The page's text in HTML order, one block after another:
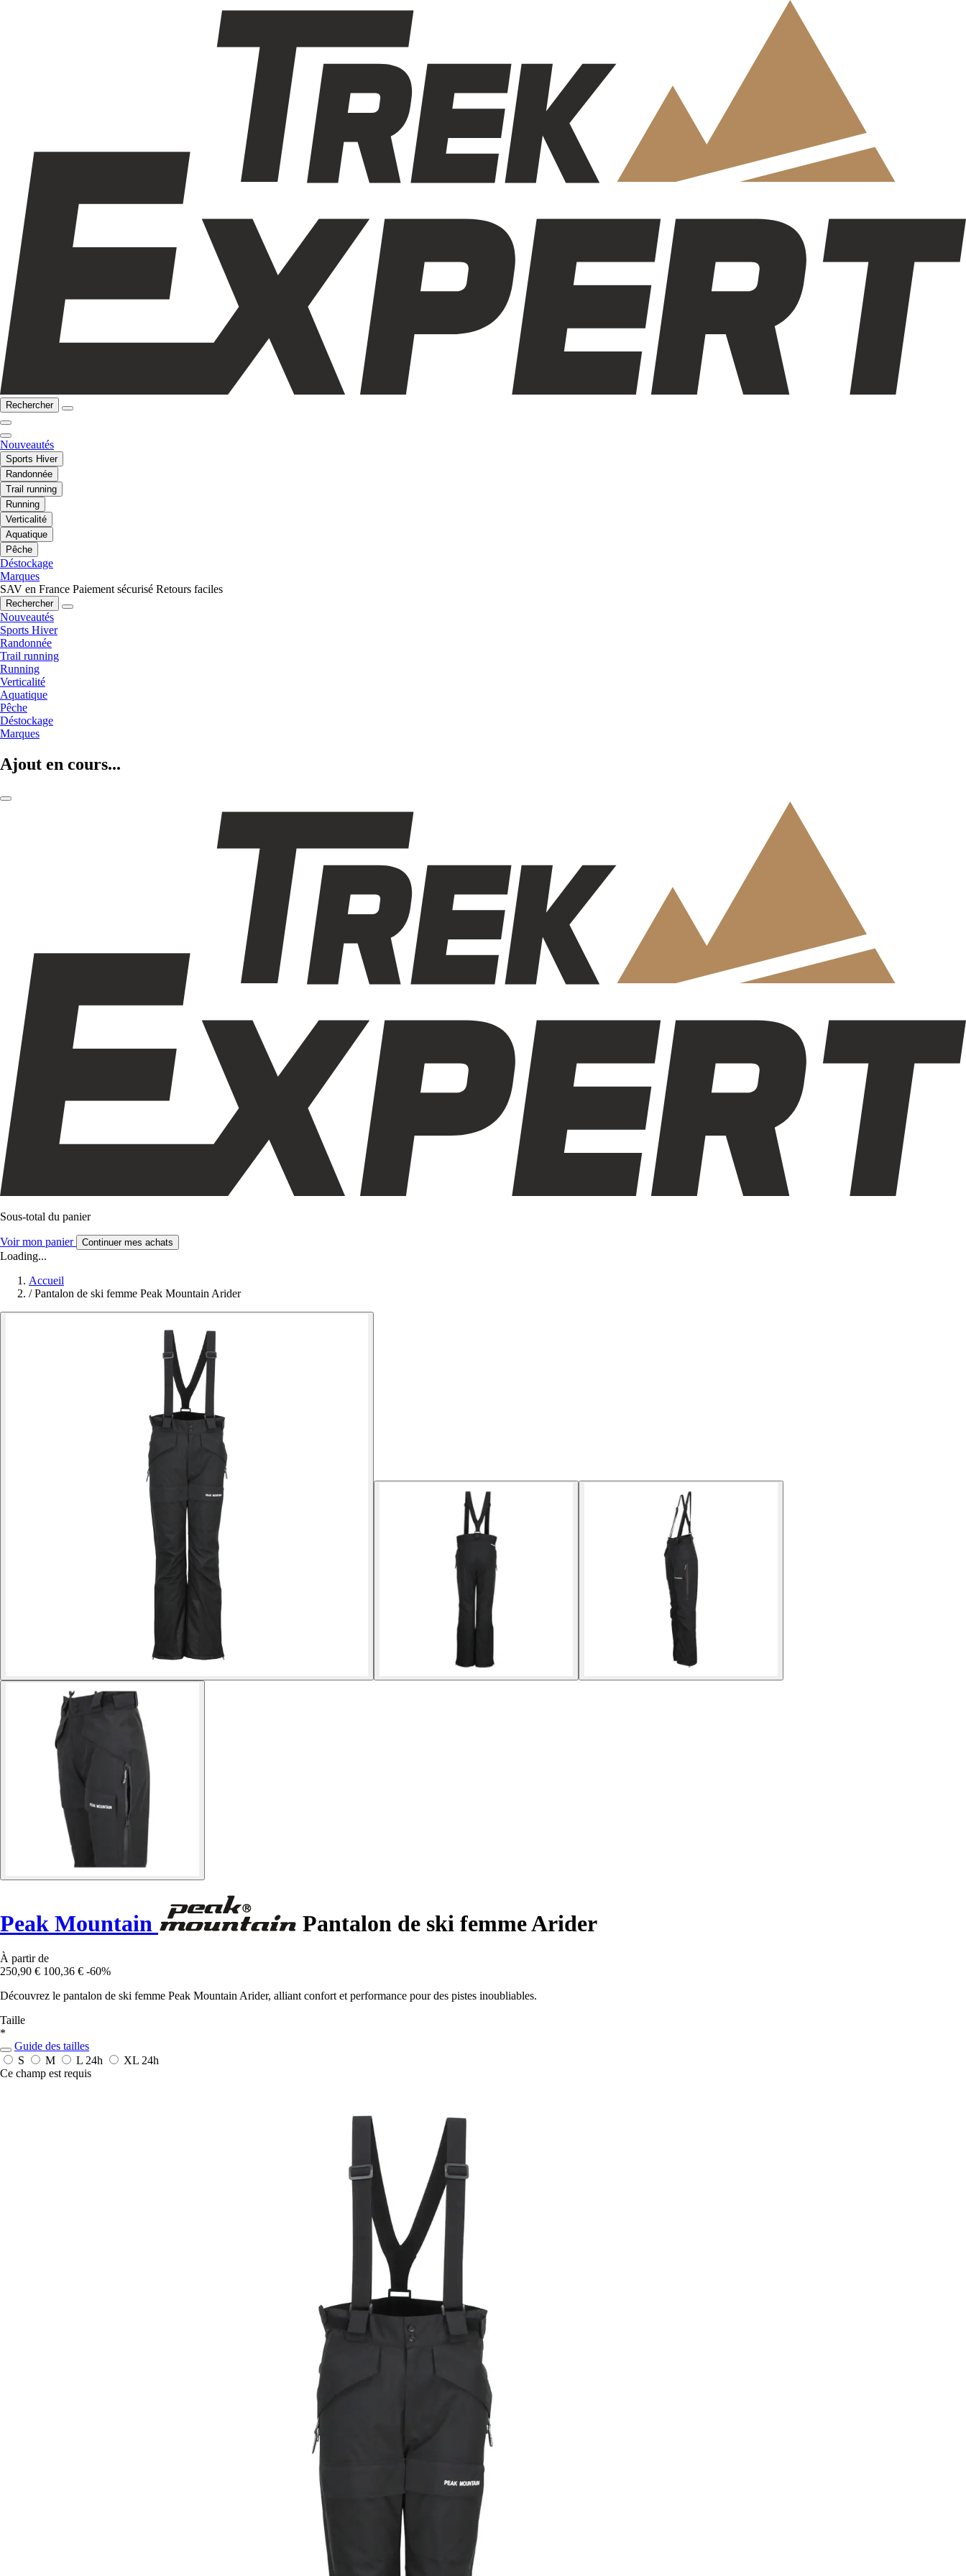
Rechercher
Nouveautés
Sports Hiver
Randonnée
Trail running
Running
Verticalité
Aquatique
Pêche
Déstockage
Marques
SAV en France Paiement sécurisé Retours faciles
Rechercher
Nouveautés
Sports Hiver
Randonnée
Trail running
Running
Verticalité
Aquatique
Pêche
Déstockage
Marques
Ajout en cours...
Sous-total du panier
Voir mon panier Continuer mes achats
Loading...
Accueil
/ Pantalon de ski femme Peak Mountain Arider
Peak Mountain Pantalon de ski femme Arider
À partir de
250,90 € 100,36 € -60%
Découvrez le pantalon de ski femme Peak Mountain Arider, alliant confort et performance pour des pistes inoubliables.
Taille
*
Guide des tailles
S
M L 24h XL 24h
Ce champ est requis